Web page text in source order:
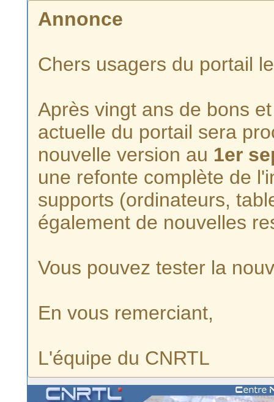
Annonce
Chers usagers du portail
Après vingt ans de bons
actuelle du portail sera
nouvelle version au 1er
une refonte complète de
supports (ordinateurs,
également de nouvelles
Vous pouvez tester la
En vous remerciant,
L'équipe du CNRTL